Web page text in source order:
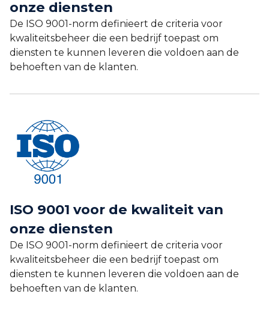
onze diensten
De ISO 9001-norm definieert de criteria voor
kwaliteitsbeheer die een bedrijf toepast om
diensten te kunnen leveren die voldoen aan de
behoeften van de klanten.
ISO 9001 voor de kwaliteit van
onze diensten
De ISO 9001-norm definieert de criteria voor
kwaliteitsbeheer die een bedrijf toepast om
diensten te kunnen leveren die voldoen aan de
behoeften van de klanten.